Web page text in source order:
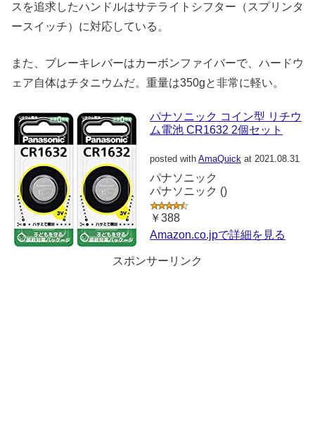
スを追求したハンドルはサテライトシフター（スプリンタ
ースイッチ）に対応している。
また、ブレーキレバーはカーボンファイバーで、ハードウ
ェア自体はチタニウムだ。重量は350gと非常に軽い。
パナソニック コイン型 リチウ
ム電池 CR1632 2個セット
posted with AmaQuick at 2021.08.31
パナソニック
パナソニック ()
￥388
Amazon.co.jpで詳細を見る
スポンサーリンク